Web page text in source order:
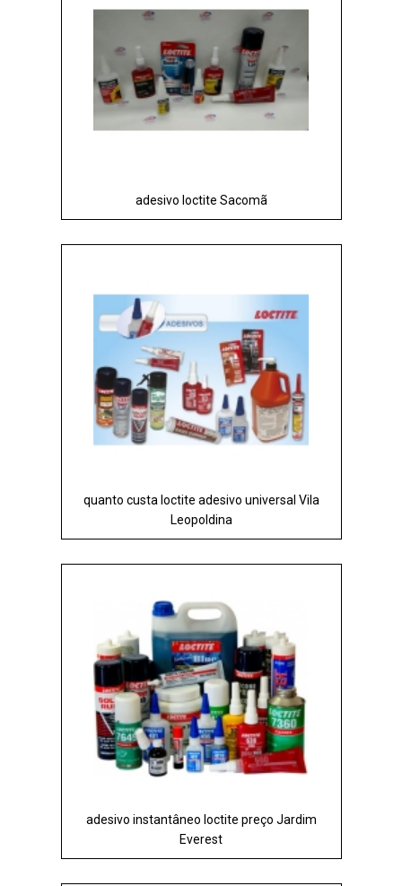
adesivo loctite Sacomã
quanto custa loctite adesivo universal Vila
Leopoldina
adesivo instantâneo loctite preço Jardim
Everest